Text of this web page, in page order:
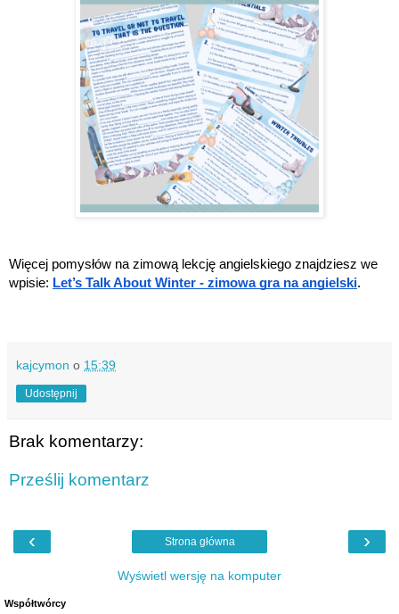
Więcej pomysłów na zimową lekcję angielskiego znajdziesz we
wpisie: Let’s Talk About Winter - zimowa gra na angielski.
kajcymon o 15:39
Udostępnij
Brak komentarzy:
Prześlij komentarz
‹ ›
Strona główna
Wyświetl wersję na komputer
Współtwórcy